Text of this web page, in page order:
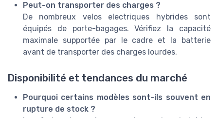
Peut-on transporter des charges ?
De nombreux velos electriques hybrides sont
équipés de porte-bagages. Vérifiez la capacité
maximale supportée par le cadre et la batterie
avant de transporter des charges lourdes.
Disponibilité et tendances du marché
Pourquoi certains modèles sont-ils souvent en
rupture de stock ?